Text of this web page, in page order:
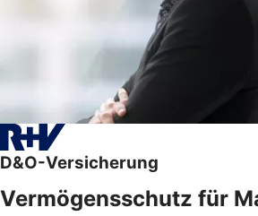
D&O-Versicherung
Vermögensschutz für